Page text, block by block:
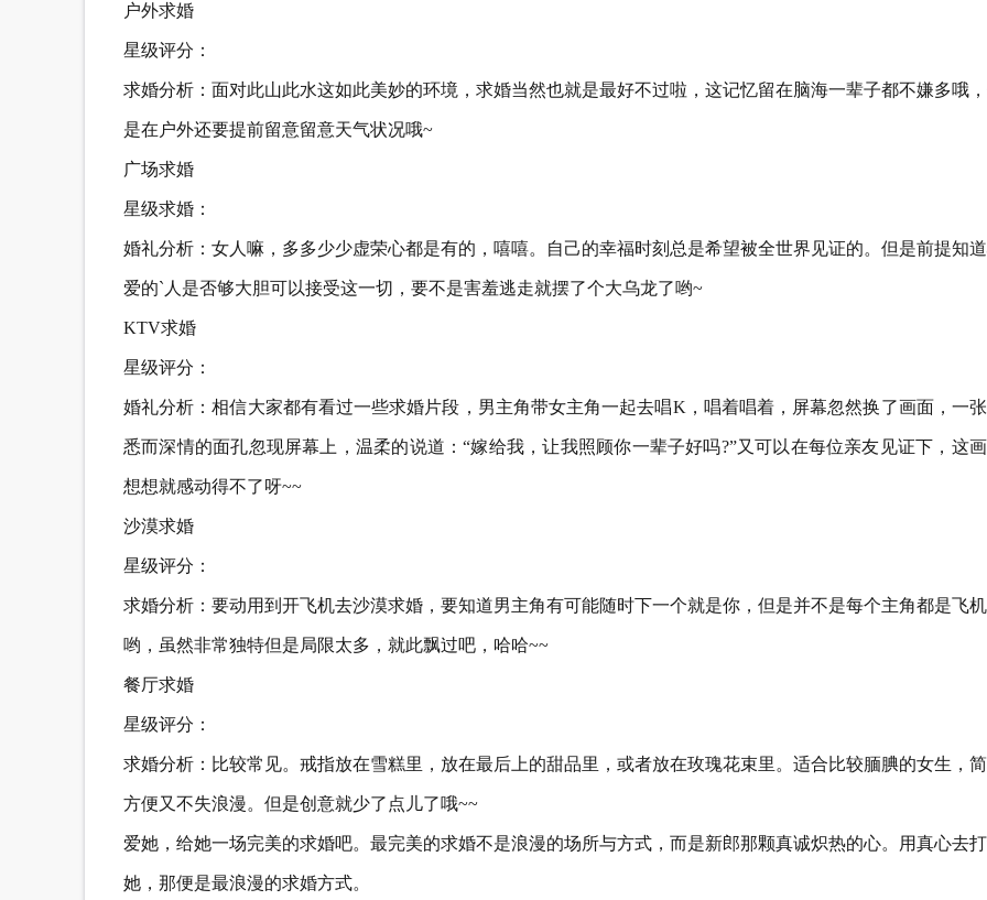
户外求婚
星级评分：
求婚分析：面对此山此水这如此美妙的环境，求婚当然也就是最好不过啦，这记忆留在脑海一辈子都不嫌多哦
是在户外还要提前留意留意天气状况哦~
广场求婚
星级求婚：
婚礼分析：女人嘛，多多少少虚荣心都是有的，嘻嘻。自己的幸福时刻总是希望被全世界见证的。但是前提知
爱的`人是否够大胆可以接受这一切，要不是害羞逃走就摆了个大乌龙了哟~
KTV求婚
星级评分：
婚礼分析：相信大家都有看过一些求婚片段，男主角带女主角一起去唱K，唱着唱着，屏幕忽然换了画面，一
悉而深情的面孔忽现屏幕上，温柔的说道：“嫁给我，让我照顾你一辈子好吗?”又可以在每位亲友见证下，这
想想就感动得不了呀~~
沙漠求婚
星级评分：
求婚分析：要动用到开飞机去沙漠求婚，要知道男主角有可能随时下一个就是你，但是并不是每个主角都是飞
哟，虽然非常独特但是局限太多，就此飘过吧，哈哈~~
餐厅求婚
星级评分：
求婚分析：比较常见。戒指放在雪糕里，放在最后上的甜品里，或者放在玫瑰花束里。适合比较腼腆的女生，
方便又不失浪漫。但是创意就少了点儿了哦~~
爱她，给她一场完美的求婚吧。最完美的求婚不是浪漫的场所与方式，而是新郎那颗真诚炽热的心。用真心去
她，那便是最浪漫的求婚方式。